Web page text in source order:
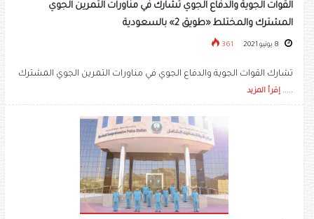
القوات الجوية والدفاع الجوي تشارك في مناورات التمرين الجوي
المشترك والمختلط «طويق 2» بالسعودية
361
تشارك القوات الجوية والدفاع الجوي في مناورات التمرين الجوي المشترك
..... إقرأ المزيد